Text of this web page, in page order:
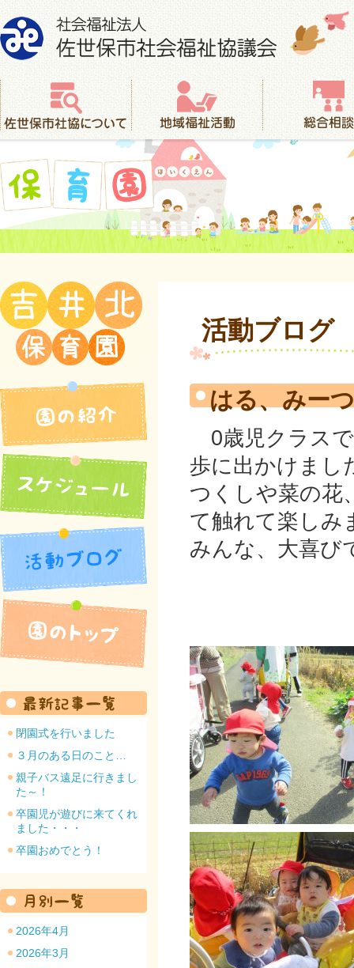
社会福祉法人 佐世保市社会福祉協議会
佐世保市社協について
地域福祉活動 総合相談
活動ブログ
はる、みー
0歳児クラス
歩に出かけまし
つくしや菜の花
て触れて楽しみ
みんな、大喜び
園の紹介
スケジュール
活動ブログ
園のトップ
閉園式を行いました
３月のある日のこと…
親子バス遠足に行きまし
た～！
卒園児が遊びに来てくれ
ました・・・
卒園おめでとう！
2026年4月
2026年3月